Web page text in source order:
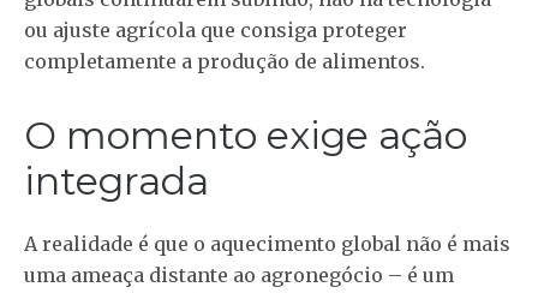
ou ajuste agrícola que consiga proteger
completamente a produção de alimentos.
O momento exige ação
integrada
A realidade é que o aquecimento global não é mais
uma ameaça distante ao agronegócio – é um